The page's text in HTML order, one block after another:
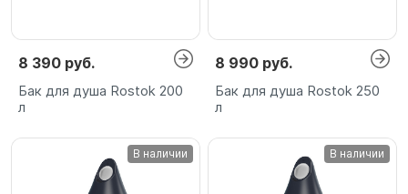
8 390 руб.
Бак для душа Rostok 200
л
8 990 руб.
Бак для душа Rostok 250
л
В наличии В наличии